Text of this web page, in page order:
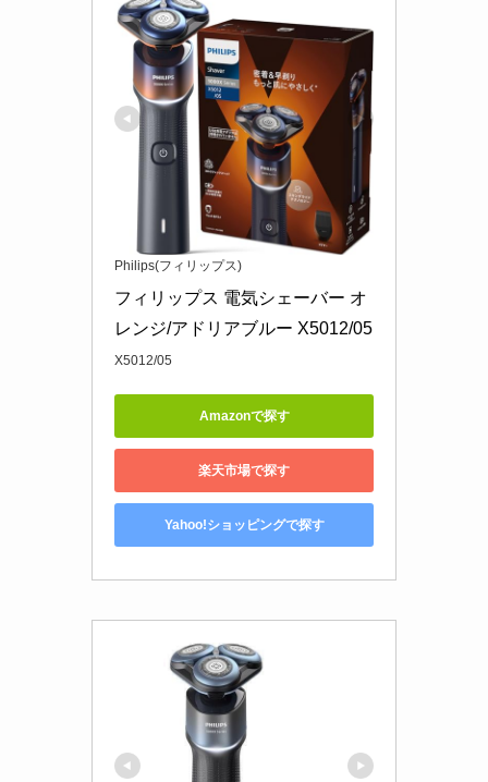
Philips(フィリップス)
フィリップス 電気シェーバー オ
レンジ/アドリアブルー X5012/05
X5012/05
Amazonで探す
楽天市場で探す
Yahoo!ショッピングで探す